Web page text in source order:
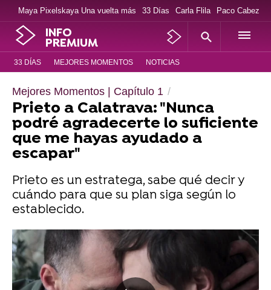
Maya Pixelskaya Una vuelta más 33 Días Carla Flila Paco Cabezas
INFO
PREMIUM
33 DÍAS MEJORES MOMENTOS NOTICIAS
Mejores Momentos | Capítulo 1
Prieto a Calatrava: "Nunca
podré agradecerte lo suficiente
que me hayas ayudado a
escapar"
Prieto es un estratega, sabe qué decir y
cuándo para que su plan siga según lo
establecido.